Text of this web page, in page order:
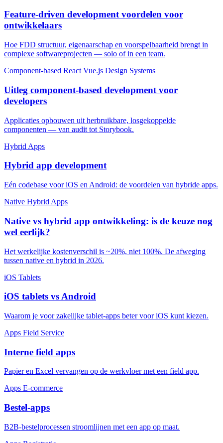
Feature-driven development voordelen voor
ontwikkelaars
Hoe FDD structuur, eigenaarschap en voorspelbaarheid brengt in
complexe softwareprojecten — solo of in een team.
Component-based React Vue.js Design Systems
Uitleg component-based development voor
developers
Applicaties opbouwen uit herbruikbare, losgekoppelde
componenten — van audit tot Storybook.
Hybrid Apps
Hybrid app development
Eén codebase voor iOS en Android: de voordelen van hybride apps.
Native Hybrid Apps
Native vs hybrid app ontwikkeling: is de keuze nog
wel eerlijk?
Het werkelijke kostenverschil is ~20%, niet 100%. De afweging
tussen native en hybrid in 2026.
iOS Tablets
iOS tablets vs Android
Waarom je voor zakelijke tablet-apps beter voor iOS kunt kiezen.
Apps Field Service
Interne field apps
Papier en Excel vervangen op de werkvloer met een field app.
Apps E-commerce
Bestel-apps
B2B-bestelprocessen stroomlijnen met een app op maat.